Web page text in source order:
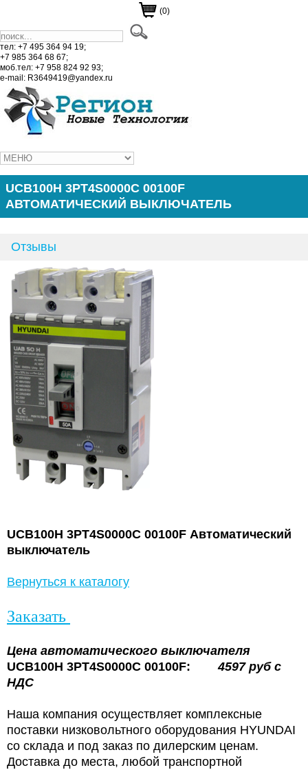
(0)
тел: +7 495 364 94 19;
+7 985 364 68 67;
моб.тел: +7 958 824 92 93;
e-mail: R3649419@yandex.ru
UCB100H 3PT4S0000C 00100F
АВТОМАТИЧЕСКИЙ ВЫКЛЮЧАТЕЛЬ
Отзывы
UCB100H 3PT4S0000C 00100F Автоматический
выключатель
Вернуться к каталогу
Заказать
Цена автоматического выключателя
UCB100H 3PT4S0000C 00100F:4597 руб с
НДС
Наша компания осуществляет комплексные
поставки низковольтного оборудования HYUNDAI
со склада и под заказ по дилерским ценам.
Доставка до места, любой транспортной